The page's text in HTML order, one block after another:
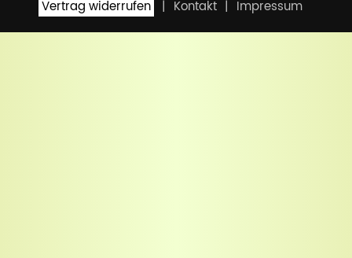
Vertrag widerrufen
Kontakt Impressum